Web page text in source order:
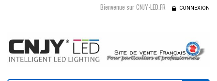
Bienvenue sur CNJY-LED.FR CONNEXION